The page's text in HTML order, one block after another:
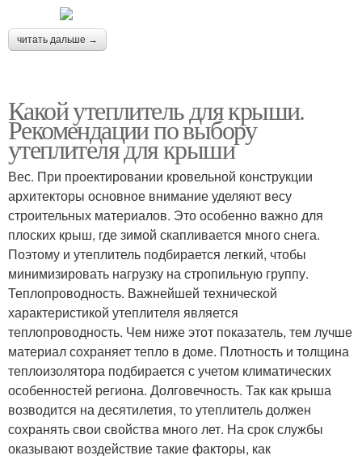
читать дальше →
Какой утеплитель для крыши.
Рекомендации по выбору
утеплителя для крыши
Вес. При проектировании кровельной конструкции
архитекторы основное внимание уделяют весу
строительных материалов. Это особенно важно для
плоских крыш, где зимой скапливается много снега.
Поэтому и утеплитель подбирается легкий, чтобы
минимизировать нагрузку на стропильную группу.
Теплопроводность. Важнейшей технической
характеристикой утеплителя является
теплопроводность. Чем ниже этот показатель, тем лучше
материал сохраняет тепло в доме. Плотность и толщина
теплоизолятора подбирается с учетом климатических
особенностей региона. Долговечность. Так как крыша
возводится на десятилетия, то утеплитель должен
сохранять свои свойства много лет. На срок службы
оказывают воздействие такие факторы, как